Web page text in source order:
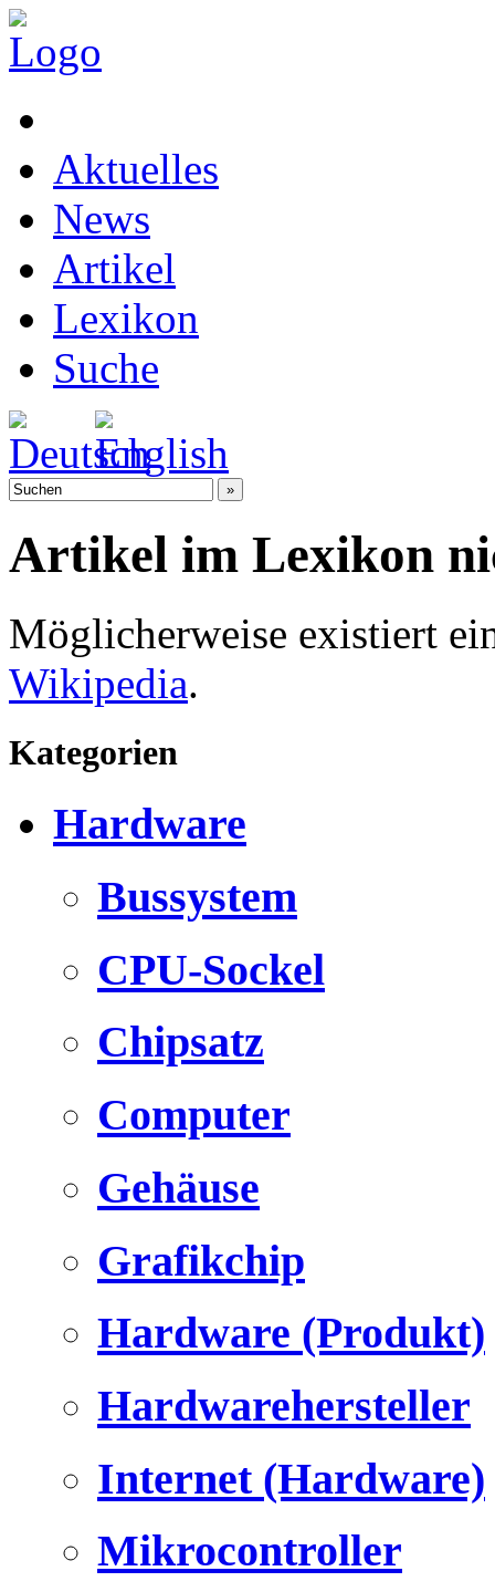
Aktuelles
News
Artikel
Lexikon
Suche
Artikel im Lexikon
Möglicherweise existiert
Wikipedia.
Kategorien
Hardware
Bussystem
CPU-Sockel
Chipsatz
Computer
Gehäuse
Grafikchip
Hardware (Produkt)
Hardwarehersteller
Internet (Hardware)
Mikrocontroller